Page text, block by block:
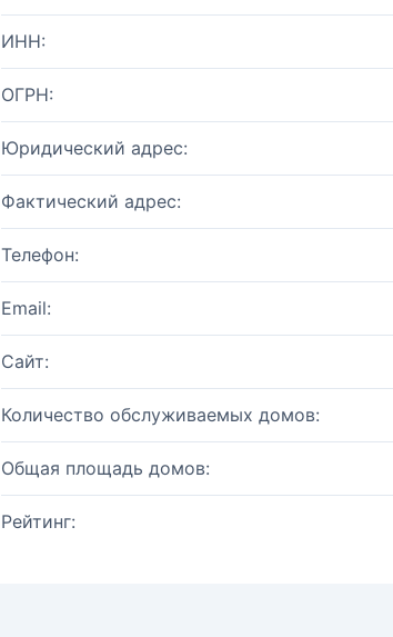
ИНН:
ОГРН:
Юридический адрес:
Фактический адрес:
Телефон:
Email:
Сайт:
Количество обслуживаемых домов:
Общая площадь домов:
Рейтинг: